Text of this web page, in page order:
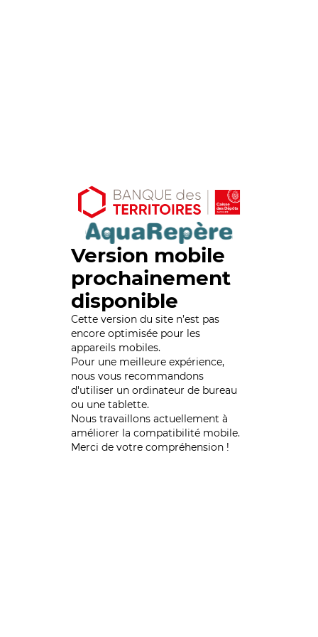
Version mobile
prochainement
disponible
Cette version du site n’est pas
encore optimisée pour les
appareils mobiles.
Pour une meilleure expérience,
nous vous recommandons
d'utiliser un ordinateur de bureau
ou une tablette.
Nous travaillons actuellement à
améliorer la compatibilité mobile.
Merci de votre compréhension !